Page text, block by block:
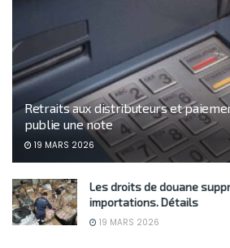
Retraits aux distributeurs et
publie une note
19 MARS 2026
Les droits de douane
importations. Détails
19 MARS 2026